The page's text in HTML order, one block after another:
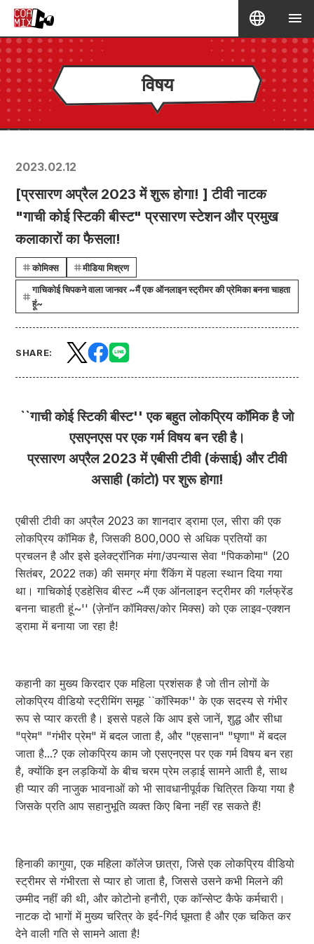
विषय
2023.02.12
[प्रसारण अप्रैल 2023 में शुरू होगा! ] टीवी नाटक
"गाची कोई स्टिकी बीस्ट" प्रसारण स्टेशन और प्रमुख
कलाकारों का फैसला!
कोमिक्स
मीडिया मिश्रण
गाचिकोई चिपकने वाला जानवर ~मैं एक ऑनलाइन स्ट्रीमर की प्रेमिका बनना चाहता
हूं~
SHARE:
``गाची कोई स्टिकी बीस्ट'' एक बहुत लोकप्रिय कॉमिक है जो
एसएनएस पर एक गर्म विषय बन रही है।
प्रसारण अप्रैल 2023 में एबीसी टीवी (कंसाई) और टीवी
असाही (कांटो) पर शुरू होगा!
एबीसी टीवी का अप्रैल 2023 का शानदार ड्रामा एल, सीरा की एक
लोकप्रिय कॉमिक है, जिसकी 800,000 से अधिक प्रतियों का
प्रचलन है और इसे इलेक्ट्रॉनिक मंगा/उपन्यास सेवा "पिककोमा" (20
सितंबर, 2022 तक) की समग्र मंगा रैंकिंग में पहला स्थान दिया गया
था। गाचिकोई एडहेसिव बीस्ट ~मैं एक ऑनलाइन स्ट्रीमर की गर्लफ्रेंड
बनना चाहती हूं~'' (ज़ेनॉन कॉमिक्स/कोर मिक्स) को एक लाइव-एक्शन
ड्रामा में बनाया जा रहा है!
कहानी का मुख्य किरदार एक महिला प्रशंसक है जो तीन लोगों के
लोकप्रिय वीडियो स्ट्रीमिंग समूह ``कॉस्मिक'' के एक सदस्य से गंभीर
रूप से प्यार करती है। इससे पहले कि आप इसे जानें, शुद्ध और सीधा
"प्रेम" "गंभीर प्रेम" में बदल जाता है, और "एहसान" "घृणा" में बदल
जाता है...? एक लोकप्रिय काम जो एसएनएस पर एक गर्म विषय बन रहा
है, क्योंकि इन लड़कियों के बीच चरम प्रेम लड़ाई सामने आती है, साथ
ही प्यार की नाजुक भावनाओं को भी सावधानीपूर्वक चित्रित किया गया है
जिसके प्रति आप सहानुभूति व्यक्त किए बिना नहीं रह सकते हैं!
हिनाकी कागुया, एक महिला कॉलेज छात्रा, जिसे एक लोकप्रिय वीडियो
स्ट्रीमर से गंभीरता से प्यार हो जाता है, जिससे उसने कभी मिलने की
उम्मीद नहीं की थी, और कोटोनो हनौरी, एक कॉन्सेप्ट कैफे कर्मचारी।
नाटक दो भागों में मुख्य चरित्र के इर्द-गिर्द घूमता है और एक चकित कर
देने वाली गति से सामने आता है!